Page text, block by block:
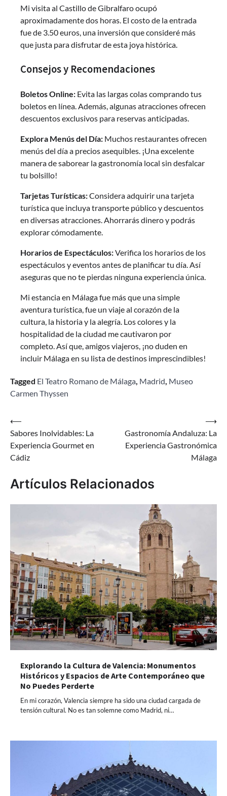
Mi visita al Castillo de Gibralfaro ocupó
aproximadamente dos horas. El costo de la entrada
fue de 3.50 euros, una inversión que consideré más
que justa para disfrutar de esta joya histórica.
Consejos y Recomendaciones
Boletos Online: Evita las largas colas comprando tus
boletos en línea. Además, algunas atracciones ofrecen
descuentos exclusivos para reservas anticipadas.
Explora Menús del Día: Muchos restaurantes ofrecen
menús del día a precios asequibles. ¡Una excelente
manera de saborear la gastronomía local sin desfalcar
tu bolsillo!
Tarjetas Turísticas:Considera adquirir una tarjeta
turística que incluya transporte público y descuentos
en diversas atracciones. Ahorrarás dinero y podrás
explorar cómodamente.
Horarios de Espectáculos:Verifica los horarios de los
espectáculos y eventos antes de planificar tu día. Así
aseguras que no te pierdas ninguna experiencia única.
Mi estancia en Málaga fue más que una simple
aventura turística, fue un viaje al corazón de la
cultura, la historia y la alegría. Los colores y la
hospitalidad de la ciudad me cautivaron por
completo. Así que, amigos viajeros, ¡no duden en
incluir Málaga en su lista de destinos imprescindibles!
Tagged El Teatro Romano de Málaga Madrid Museo
Carmen Thyssen
Navegación
de
entradas
⟵
Sabores Inolvidables: La
Experiencia Gourmet en
Cádiz
Gastronomía Andaluza: La
Experiencia Gastronómica
Málaga
⟶
Artículos Relacionados
Explorando la Cultura de Valencia: Monumentos
Históricos y Espacios de Arte Contemporáneo que
No Puedes Perderte
En mi corazón, Valencia siempre ha sido una ciudad cargada de
tensión cultural. No es tan solemne como Madrid, ni…